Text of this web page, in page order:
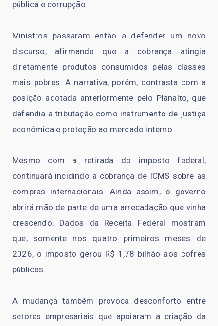
pública e corrupção.
Ministros passaram então a defender um novo
discurso, afirmando que a cobrança atingia
diretamente produtos consumidos pelas classes
mais pobres. A narrativa, porém, contrasta com a
posição adotada anteriormente pelo Planalto, que
defendia a tributação como instrumento de justiça
econômica e proteção ao mercado interno.
Mesmo com a retirada do imposto federal,
continuará incidindo a cobrança de ICMS sobre as
compras internacionais. Ainda assim, o governo
abrirá mão de parte de uma arrecadação que vinha
crescendo. Dados da Receita Federal mostram
que, somente nos quatro primeiros meses de
2026, o imposto gerou R$ 1,78 bilhão aos cofres
públicos.
A mudança também provoca desconforto entre
setores empresariais que apoiaram a criação da